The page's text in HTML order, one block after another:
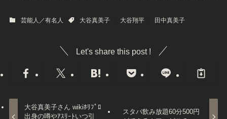
芸能人／有名人 大谷真美子 大谷翔平 田中真美子
Let's share this post !
大谷真美子さん wikiﾎﾘﾌﾟﾛ
出身の噂やｱｽﾘｰﾄいつ引
スタバ飲み放題60分500円